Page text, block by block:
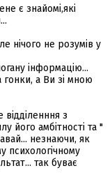
є знайомі,які
нічого не розумів у
інформацію...
гонки, а Ви зі мною
з
його амбітності та "
незнаючи, як
психологічному
так буває